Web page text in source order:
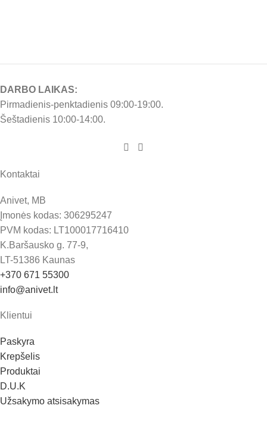
DARBO LAIKAS:
Pirmadienis-penktadienis 09:00-19:00.
Šeštadienis 10:00-14:00.
Kontaktai
Anivet, MB
Įmonės kodas: 306295247
PVM kodas: LT100017716410
K.Baršausko g. 77-9,
LT-51386 Kaunas
+370 671 55300
info@anivet.lt
Klientui
Paskyra
Krepšelis
Produktai
D.U.K
Užsakymo atsisakymas